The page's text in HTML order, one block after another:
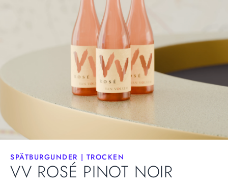
SPÄTBURGUNDER | TROCKEN
VV ROSÉ PINOT NOIR
VERSTANDEN
VERSTANDEN